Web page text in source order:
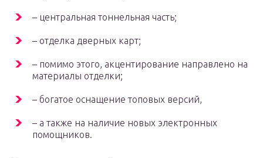
– центральная тоннельная часть;
– отделка дверных карт;
– помимо этого, акцентирование направлено на
материалы отделки;
– богатое оснащение топовых версий,
– а также на наличие новых электронных
помощников.